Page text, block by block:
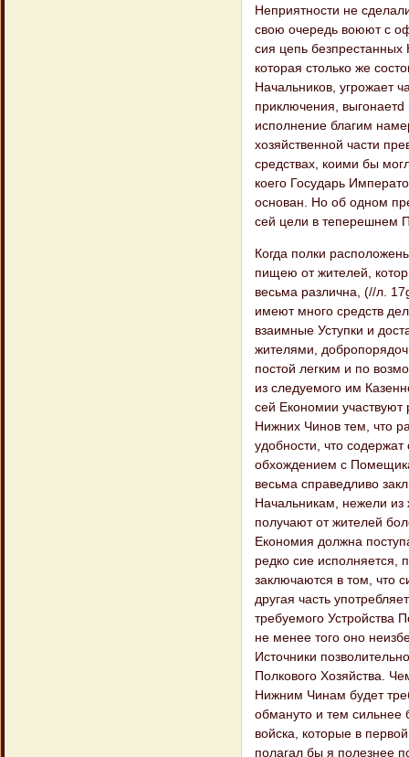
Неприятности не
свою очередь воюют с
сия цепь
которая столько же
Начальников, угрожает
приключения,
исполнение благим
хозяйственной части
средствах, коими бы
коего Государь
основан. Но об одном
сей цели в теперешнем
Когда полки
пищею от жителей,
весьма различна, (//л.
имеют много средств
взаимные Уступки и
жителями,
постой легким и по
из следуемого им
сей Економии
Нижних Чинов тем, что
удобности, что
обхождением с
весьма справедливо
Начальникам, нежели из
получают от жителей
Економия должна
редко сие
заключаются в том, что
другая часть
требуемого Устройства
не менее того оно
Источники
Полкового Хозяйства.
Нижним Чинам будет
обмануто и тем сильнее
войска, которые в
полагал бы я полезнее